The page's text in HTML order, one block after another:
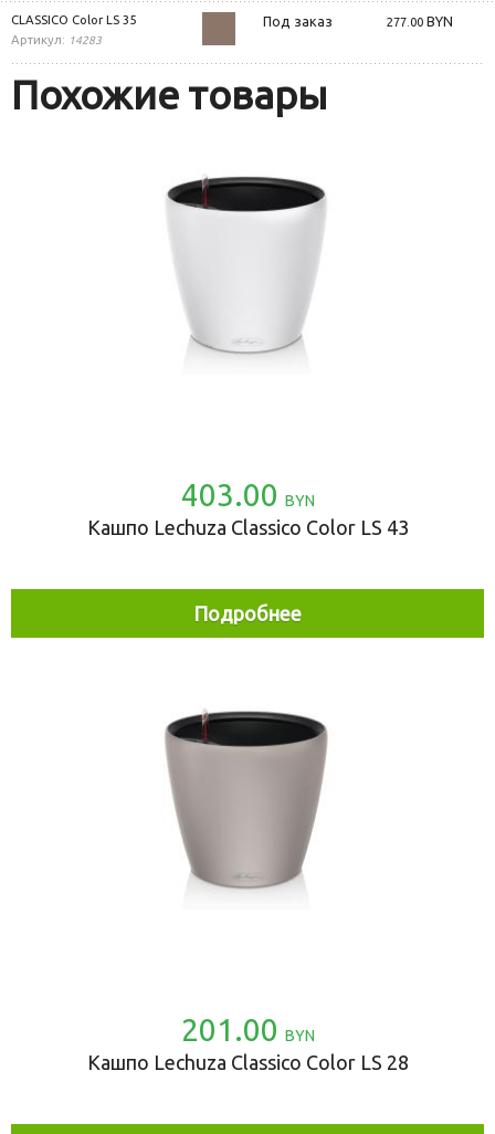
CLASSICO Color LS 35
Артикул: 14283
Под заказ 277.00 BYN
Похожие товары
403.00 BYN
Кашпо Lechuza Classico Color LS 43
Подробнее
201.00 BYN
Кашпо Lechuza Classico Color LS 28